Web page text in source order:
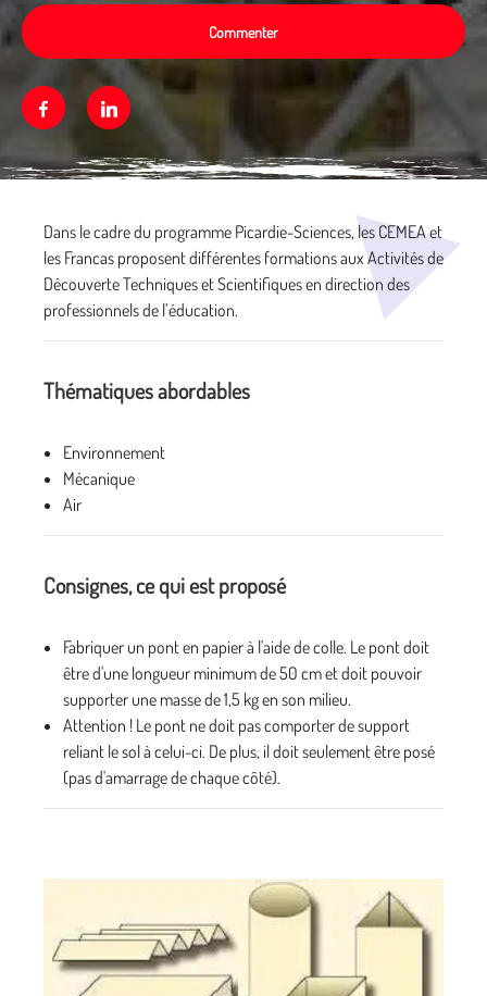
Commenter
FacebookLinkedin
Dans le cadre du programme Picardie-Sciences, les CEMEA et
les Francas proposent différentes formations aux Activités de
Découverte Techniques et Scientifiques en direction des
professionnels de l’éducation.
Thématiques abordables
Environnement
Mécanique
Air
Consignes, ce qui est proposé
Fabriquer un pont en papier à l'aide de colle. Le pont doit
être d'une longueur minimum de 50 cm et doit pouvoir
supporter une masse de 1,5 kg en son milieu.
Attention ! Le pont ne doit pas comporter de support
reliant le sol à celui-ci. De plus, il doit seulement être posé
(pas d'amarrage de chaque côté).